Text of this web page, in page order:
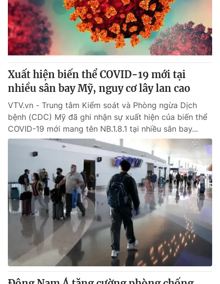
Xuất hiện biến thể COVID-19 mới tại
nhiều sân bay Mỹ, nguy cơ lây lan cao
VTV.vn - Trung tâm Kiểm soát và Phòng ngừa Dịch
bệnh (CDC) Mỹ đã ghi nhận sự xuất hiện của biến thể
COVID-19 mới mang tên NB.1.8.1 tại nhiều sân bay...